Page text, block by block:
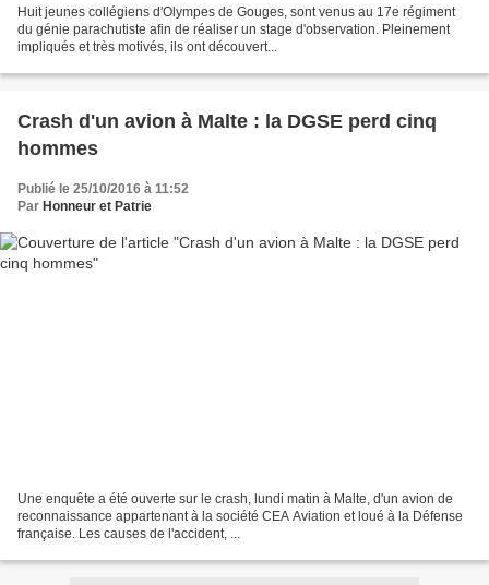
Huit jeunes collégiens d'Olympes de Gouges, sont venus au 17e régiment
du génie parachutiste afin de réaliser un stage d'observation. Pleinement
impliqués et très motivés, ils ont découvert...
Crash d'un avion à Malte : la DGSE perd cinq
hommes
Publié le 25/10/2016 à 11:52
Par Honneur et Patrie
Une enquête a été ouverte sur le crash, lundi matin à Malte, d'un avion de
reconnaissance appartenant à la société CEA Aviation et loué à la Défense
française. Les causes de l'accident, ...